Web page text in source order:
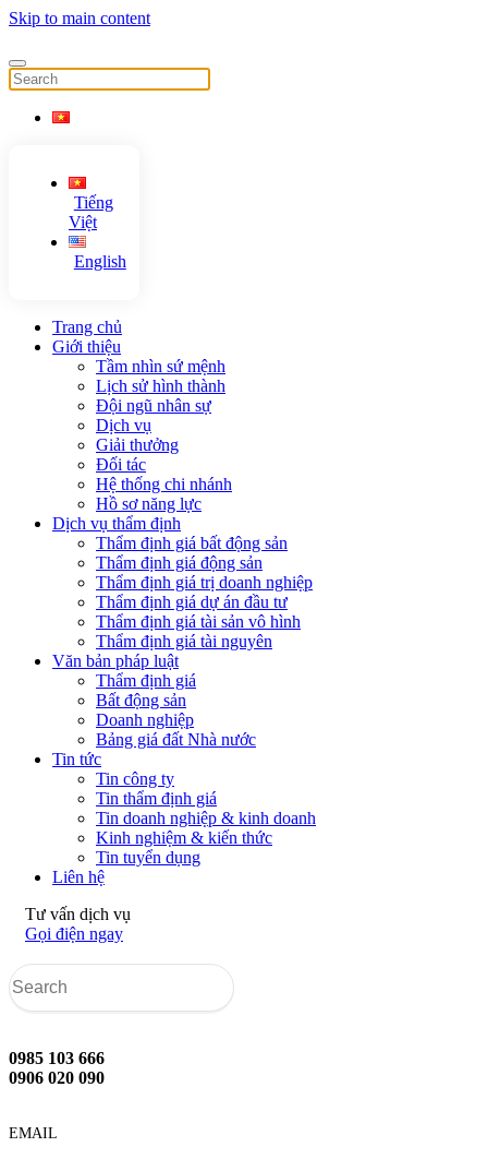
Skip to main content
Tiếng
Việt
English
Trang chủ
Giới thiệu
Tầm nhìn sứ mệnh
Lịch sử hình thành
Đội ngũ nhân sự
Dịch vụ
Giải thưởng
Đối tác
Hệ thống chi nhánh
Hồ sơ năng lực
Dịch vụ thẩm định
Thẩm định giá bất động sản
Thẩm định giá động sản
Thẩm định giá trị doanh nghiệp
Thẩm định giá dự án đầu tư
Thẩm định giá tài sản vô hình
Thẩm định giá tài nguyên
Văn bản pháp luật
Thẩm định giá
Bất động sản
Doanh nghiệp
Bảng giá đất Nhà nước
Tin tức
Tin công ty
Tin thẩm định giá
Tin doanh nghiệp & kinh doanh
Kinh nghiệm & kiến thức
Tin tuyển dụng
Liên hệ
Tư vấn dịch vụ
Gọi điện ngay
0985 103 666
0906 020 090
EMAIL